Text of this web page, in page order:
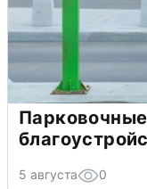
5 августа 0